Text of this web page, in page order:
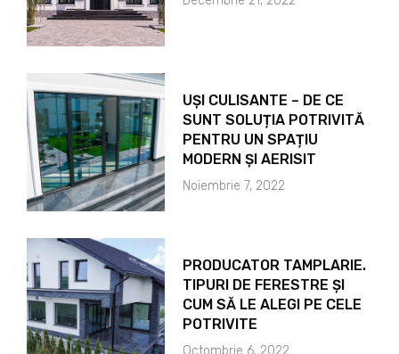
UȘI CULISANTE – DE CE
SUNT SOLUȚIA POTRIVITĂ
PENTRU UN SPAȚIU
MODERN ȘI AERISIT
Noiembrie 7, 2022
PRODUCATOR TAMPLARIE.
TIPURI DE FERESTRE ȘI
CUM SĂ LE ALEGI PE CELE
POTRIVITE
Octombrie 6, 2022